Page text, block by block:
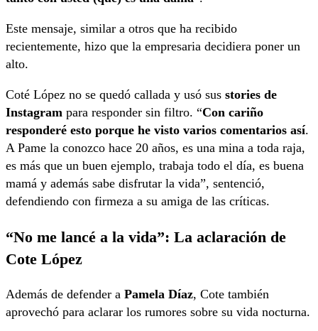
Este mensaje, similar a otros que ha recibido
recientemente, hizo que la empresaria decidiera poner un
alto.
Coté López no se quedó callada y usó sus stories de
Instagram para responder sin filtro. “Con cariño
responderé esto porque he visto varios comentarios así.
A Pame la conozco hace 20 años, es una mina a toda raja,
es más que un buen ejemplo, trabaja todo el día, es buena
mamá y además sabe disfrutar la vida”, sentenció,
defendiendo con firmeza a su amiga de las críticas.
“No me lancé a la vida”: La aclaración de
Cote López
Además de defender a Pamela Díaz, Cote también
aprovechó para aclarar los rumores sobre su vida nocturna.